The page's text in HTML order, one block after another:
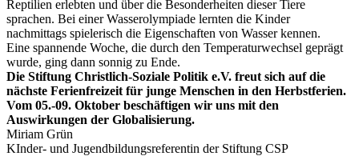
Reptilien erlebten und über die Besonderheiten dieser Tiere
sprachen. Bei einer Wasserolympiade lernten die Kinder
nachmittags spielerisch die Eigenschaften von Wasser kennen.
Eine spannende Woche, die durch den Temperaturwechsel geprägt
wurde, ging dann sonnig zu Ende.
Die Stiftung Christlich-Soziale Politik e.V. freut sich auf die
nächste Ferienfreizeit für junge Menschen in den Herbstferien.
Vom 05.-09. Oktober beschäftigen wir uns mit den
Auswirkungen der Globalisierung.
Miriam Grün
KInder- und Jugendbildungsreferentin der Stiftung CSP